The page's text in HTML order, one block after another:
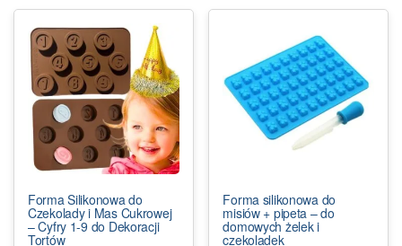
Forma Silikonowa do
Czekolady i Mas Cukrowej
– Cyfry 1-9 do Dekoracji
Tortów
Forma silikonowa do
misiów + pipeta – do
domowych żelek i
czekoladek